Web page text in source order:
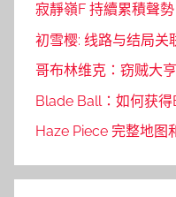
寂靜嶺F 持續累積聲
初雪樱: 线路与结局关
哥布林维克：窃贼大
Blade Ball：如何获
Haze Piece 完整地图